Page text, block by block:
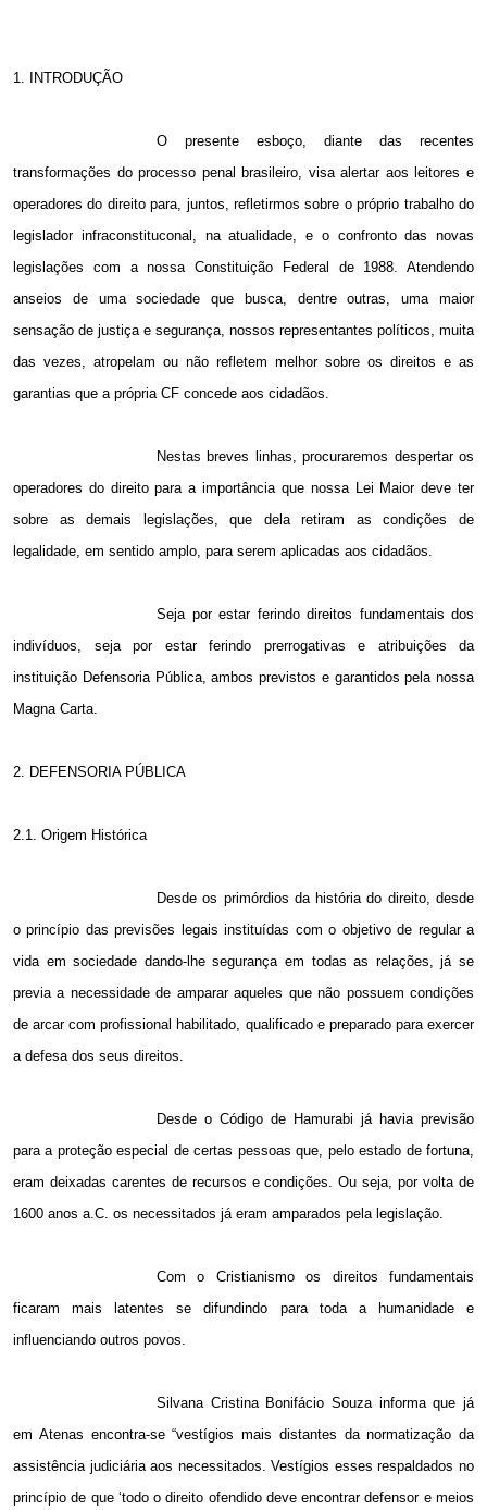
1. INTRODUÇÃO
O presente esboço, diante das recentes
transformações do processo penal brasileiro, visa alertar aos leitores e
operadores do direito para, juntos, refletirmos sobre o próprio trabalho do
legislador infraconstituconal, na atualidade, e o confronto das novas
legislações com a nossa Constituição Federal de 1988. Atendendo
anseios de uma sociedade que busca, dentre outras, uma maior
sensação de justiça e segurança, nossos representantes políticos, muita
das vezes, atropelam ou não refletem melhor sobre os direitos e as
garantias que a própria CF concede aos cidadãos.
Nestas breves linhas, procuraremos despertar os
operadores do direito para a importância que nossa Lei Maior deve ter
sobre as demais legislações, que dela retiram as condições de
legalidade, em sentido amplo, para serem aplicadas aos cidadãos.
Seja por estar ferindo direitos fundamentais dos
indivíduos, seja por estar ferindo prerrogativas e atribuições da
instituição Defensoria Pública, ambos previstos e garantidos pela nossa
Magna Carta.
2. DEFENSORIA PÚBLICA
2.1. Origem Histórica
Desde os primórdios da história do direito, desde
o princípio das previsões legais instituídas com o objetivo de regular a
vida em sociedade dando-lhe segurança em todas as relações, já se
previa a necessidade de amparar aqueles que não possuem condições
de arcar com profissional habilitado, qualificado e preparado para exercer
a defesa dos seus direitos.
Desde o Código de Hamurabi já havia previsão
para a proteção especial de certas pessoas que, pelo estado de fortuna,
eram deixadas carentes de recursos e condições. Ou seja, por volta de
1600 anos a.C. os necessitados já eram amparados pela legislação.
Com o Cristianismo os direitos fundamentais
ficaram mais latentes se difundindo para toda a humanidade e
influenciando outros povos.
Silvana Cristina Bonifácio Souza informa que já
em Atenas encontra-se “vestígios mais distantes da normatização da
assistência judiciária aos necessitados. Vestígios esses respaldados no
princípio de que ‘todo o direito ofendido deve encontrar defensor e meios